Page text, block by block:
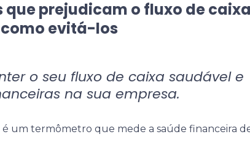
que prejudicam o fluxo de
evitá-los
o seu fluxo de caixa saudável e
na sua empresa.
é um termômetro que mede a saúde financeira